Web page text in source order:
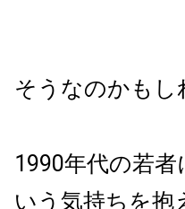
そうなのかもし
1990年代の若
いう気持ちを抱